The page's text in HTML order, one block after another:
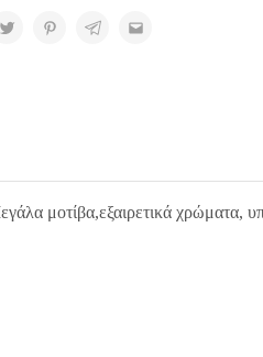
μοτίβα,εξαιρετικά χρώματα,